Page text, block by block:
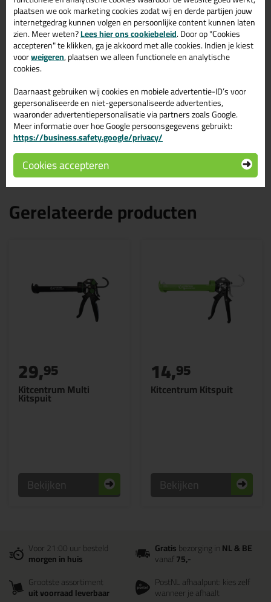
Kenmerken
Compleet magnesiumframe voor duurzaamheid en
lichtheid.
Krachtoverbrenging van 25:1 voor efficiënte toepassing.
Zwarte kleur voor een stijlvolle uitstraling.
dan vergelijkbare modellen - vooruitstrevende technologie.
Verwisselbare drukplaten voor verschillende
mengverhoudingen: 1:1, 3:1, 10:1.
Bescherming tegen corrosie voor stuwkracht- en
aandrijfdelen dankzij een speciale zwarte legering.
Geschikt voor zowel dubbele patronen tot 620 ml als
individuele cartridges (2x 310 ml).
Gerelateerde producten
Kitcentrum Multi
Kitspuit
29,95
Bekijken
Kitcentrum Kitspuit
14,95
Bekijken
Voor 21:00 uur besteld
morgen in huis
Gratisbezorging inNL & BE
vanaf75,-
Grootste assortiment
uit voorraad leverbaar
PostNL afhaalpunt: kies zelf
wanneer je afhaalt
plaatsen we ook marketing cookies zodat wij en derde partijen jouw
internetgedrag kunnen volgen en persoonlijke content kunnen laten
zien. Meer weten?Lees hier ons cookiebeleid. Door op "Cookies
accepteren" te klikken, ga je akkoord met alle cookies. Indien je kiest
voorweigeren, plaatsen we alleen functionele en analytische
cookies.
Daarnaast gebruiken wij cookies en mobiele advertentie-ID’s voor
gepersonaliseerde en niet-gepersonaliseerde advertenties,
waaronder advertentiepersonalisatie via partners zoals Google.
Meer informatie over hoe Google persoonsgegevens gebruikt:
https://business.safety.google/privacy/
Cookies accepteren